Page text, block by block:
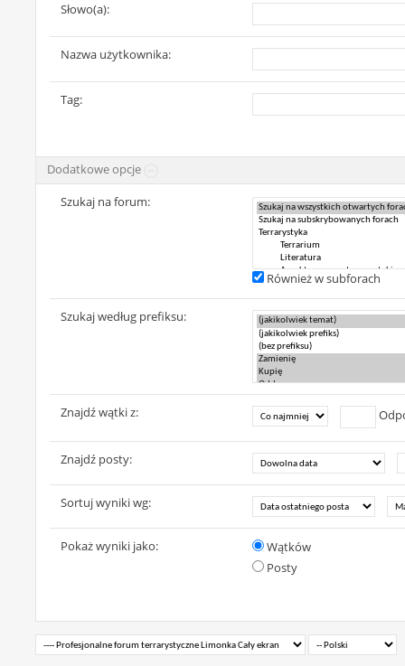
Słowo(a):
Nazwa użytkownika:
Tag:
Dodatkowe opcje
Szukaj na forum:
Również w subforach
Szukaj według prefiksu:
Znajdź wątki z:
Znajdź posty:
Sortuj wyniki wg:
Pokaż wyniki jako:
Wątków
Posty